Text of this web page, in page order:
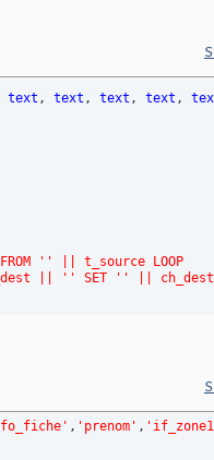
text , text , text , text ,
' ' || t_source LOOP
|| ' ' SET ' ' ||
, 'prenom' ,